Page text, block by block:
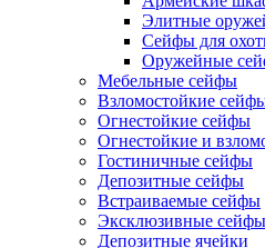
Элитные
Сейфы для
Оружейные
Мебельные сейфы
Взломостойкие
Огнестойкие сейфы
Огнестойкие и
Гостиничные сейфы
Депозитные сейфы
Встраиваемые сейфы
Эксклюзивные сейфы
Депозитные ячейки